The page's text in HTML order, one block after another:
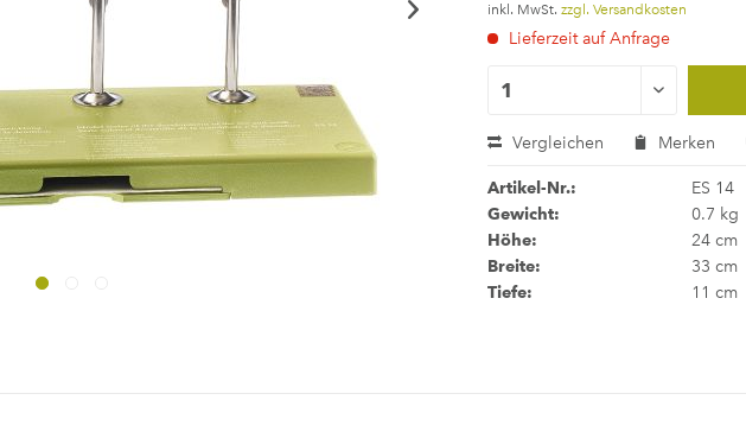
inkl. MwSt. zzgl. Versandkosten
Lieferzeit auf Anfrage
Vergleichen Merken
Artikel-Nr.: ES 14
Gewicht: 0.7 kg
Höhe: 24 cm
Breite: 33 cm
Tiefe: 11 cm